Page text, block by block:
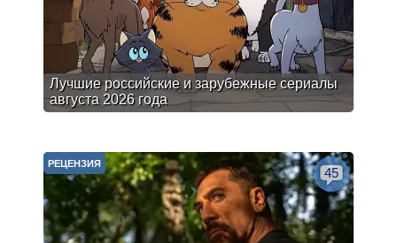
Лучшие российские и зарубежные сериалы
августа 2026 года
РЕЦЕНЗИЯ
45